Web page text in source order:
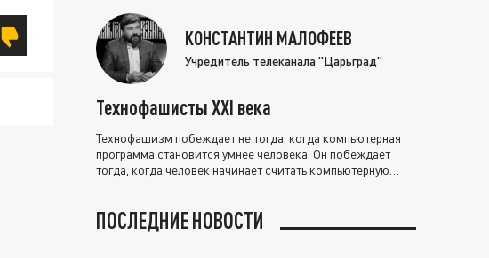
КОНСТАНТИН МАЛОФЕЕВ
Учредитель телеканала "Царьград"
Технофашисты XXI века
Технофашизм побеждает не тогда, когда компьютерная
программа становится умнее человека. Он побеждает
тогда, когда человек начинает считать компьютерную
ПОСЛЕДНИЕ НОВОСТИ